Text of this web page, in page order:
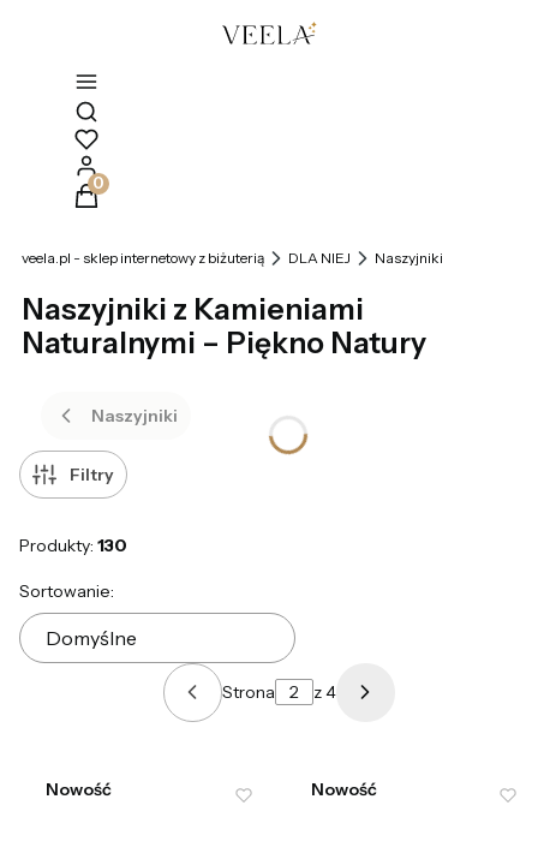
Otwórz wyszukiwarkę
Produkty w koszyku: 0. Zobacz szczegóły
veela.pl - sklep internetowy z biżuterią DLA NIEJ Naszyjniki
Naszyjniki z Kamieniami
Naturalnymi – Piękno Natury
Naszyjniki
Filtry
Produkty: 130
Lista produktów
Sortowanie:
Domyślne
Poprzednie produkty
Strona z 4 Następne
Nowość Nowość